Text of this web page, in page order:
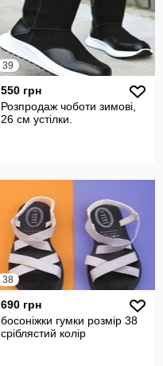
39
550 грн
Розпродаж чоботи зимові,
26 см устілки.
38
690 грн
босоніжки гумки розмір 38
сріблястий колір